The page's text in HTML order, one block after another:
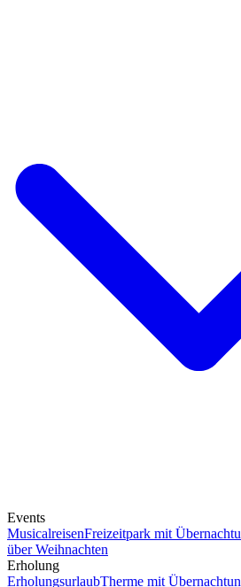
Events
MusicalreisenFreizeitpark mit
über Weihnachten
Erholung
ErholungsurlaubTherme mit